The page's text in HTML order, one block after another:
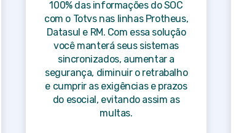
100% das informações do SOC
com o Totvs nas linhas Protheus,
Datasul e RM. Com essa solução
você manterá seus sistemas
sincronizados, aumentar a
segurança, diminuir o retrabalho
e cumprir as exigências e prazos
do esocial, evitando assim as
multas.